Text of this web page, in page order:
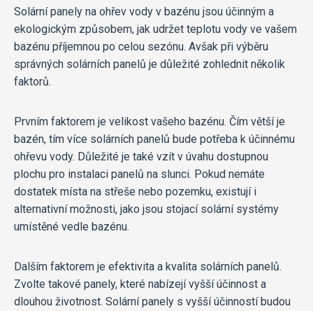
Solární panely na ohřev vody v bazénu jsou účinným a
ekologickým způsobem, jak udržet teplotu vody ve vašem
bazénu příjemnou po celou sezónu. Avšak při výběru
správných solárních panelů je důležité zohlednit několik
faktorů.
Prvním faktorem je velikost vašeho bazénu. Čím větší je
bazén, tím více solárních panelů bude potřeba k účinnému
ohřevu vody. Důležité je také vzít v úvahu dostupnou
plochu pro instalaci panelů na slunci. Pokud nemáte
dostatek místa na střeše nebo pozemku, existují i
alternativní možnosti, jako jsou stojací solární systémy
umístěné vedle bazénu.
Dalším faktorem je efektivita a kvalita solárních panelů.
Zvolte takové panely, které nabízejí vyšší účinnost a
dlouhou životnost. Solární panely s vyšší účinností budou